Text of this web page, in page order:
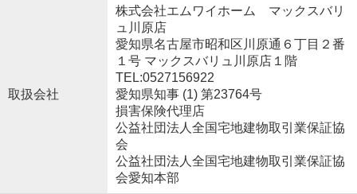
取扱会社
株式会社エムワイホーム マックスバリ
ュ川原店
愛知県名古屋市昭和区川原通６丁目２番
１号 マックスバリュ川原店１階
TEL:0527156922
愛知県知事 (1) 第23764号
損害保険代理店
公益社団法人全国宅地建物取引業保証協
会
公益社団法人全国宅地建物取引業保証協
会愛知本部